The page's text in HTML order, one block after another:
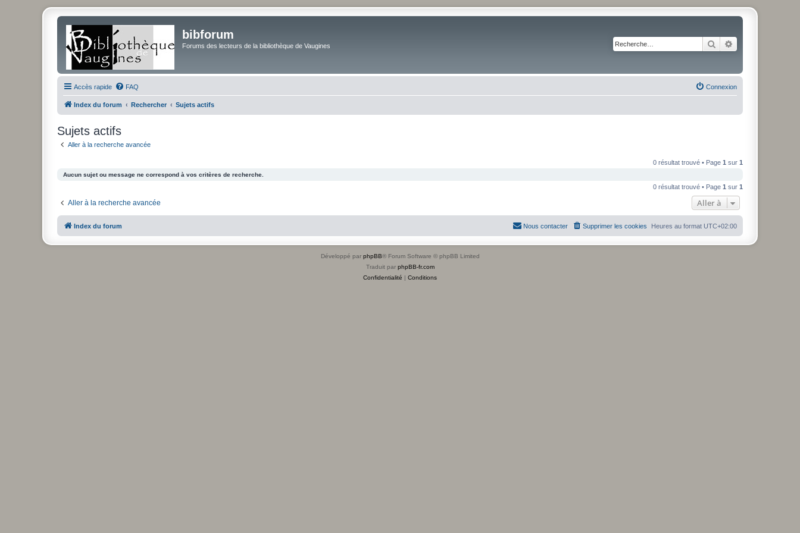
bibforum
Forums des lecteurs de la bibliothèque de Vaugines Rechercher
Accès rapide FAQ Connexion
Index du forum Rechercher Sujets actifs
Sujets actifs
Aller à la recherche avancée
0 résultat trouvé • Page 1 sur 1
Aucun sujet ou message ne correspond à vos critères de recherche.
0 résultat trouvé • Page 1 sur 1
Aller à la recherche avancée Aller à
Index du forum Heures au format UTC+02:00
Supprimer les cookies
Nous contacter
Développé par phpBB® Forum Software © phpBB Limited
Traduit par phpBB-fr.com
Confidentialité | Conditions